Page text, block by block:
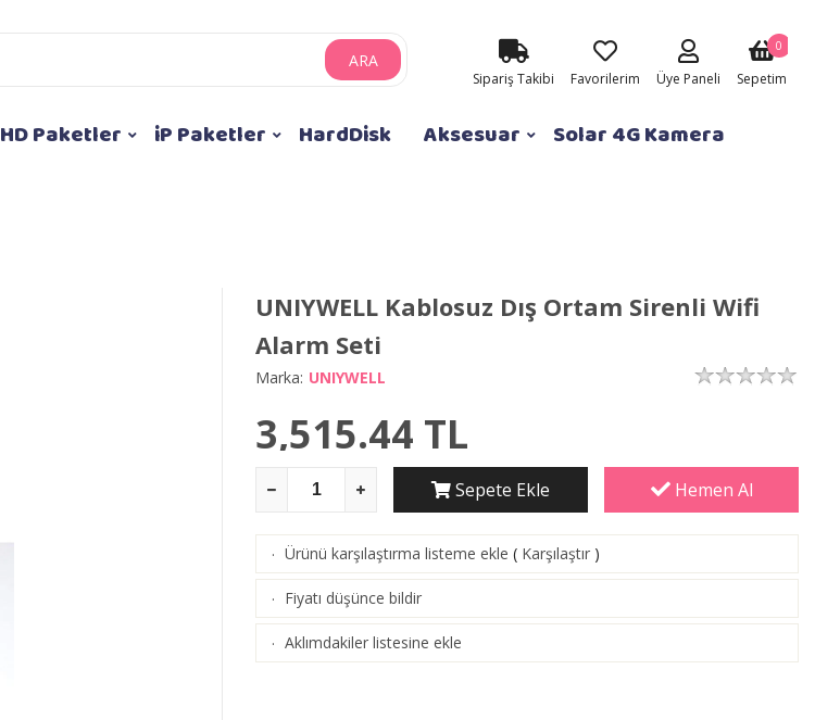
ARA
Sipariş Takibi Favorilerim Üye Paneli Sepetim
0
HD Paketler iP Paketler HardDisk Aksesuar
Solar 4G Kamera
UNIYWELL Kablosuz Dış Ortam Sirenli Wifi
Alarm Seti
Marka: UNIYWELL
3,515.44 TL
Sepete Ekle Hemen Al
· Ürünü karşılaştırma listeme ekle ( Karşılaştır )
· Fiyatı düşünce bildir
· Aklımdakiler listesine ekle